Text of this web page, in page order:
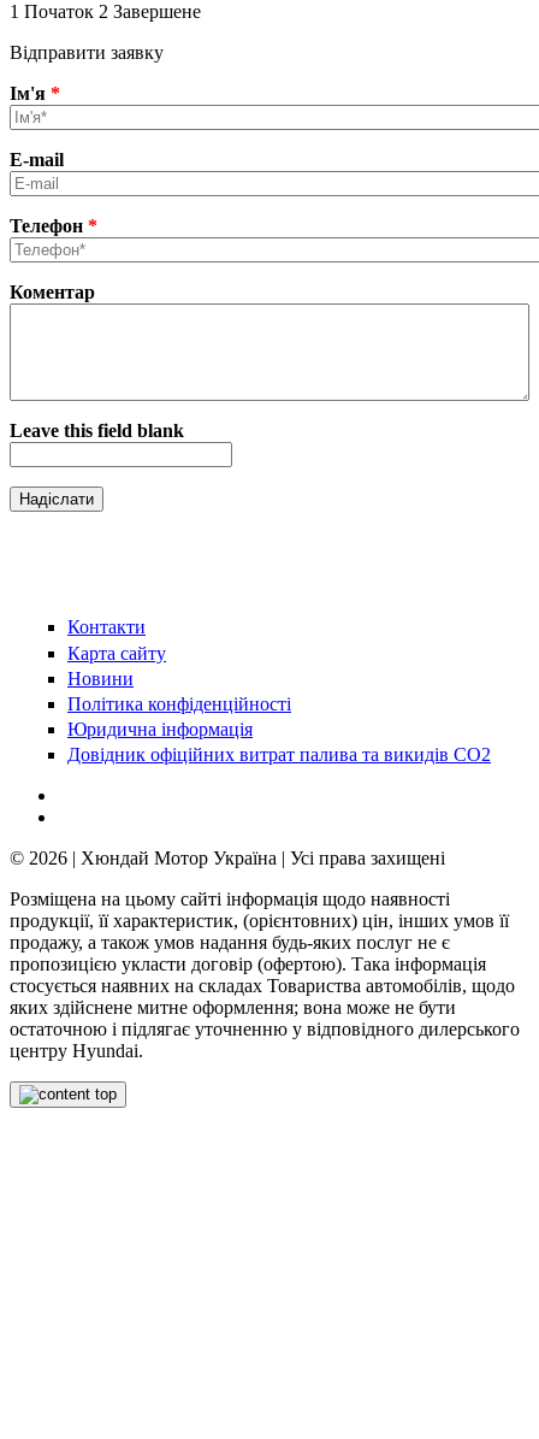
1 Початок 2 Завершене
Відправити заявку
Ім'я *
E-mail
Телефон *
Коментар
Leave this field blank
Контакти
Карта сайту
Новини
Політика конфіденційності
Юридична інформація
Довідник офіційних витрат палива та викидів СО2
© 2026 | Хюндай Мотор Україна | Усі права захищені
Розміщена на цьому сайті інформація щодо наявності
продукції, її характеристик, (орієнтовних) цін, інших умов її
продажу, а також умов надання будь-яких послуг не є
пропозицією укласти договір (офертою). Така інформація
стосується наявних на складах Товариства автомобілів, щодо
яких здійснене митне оформлення; вона може не бути
остаточною і підлягає уточненню у відповідного дилерського
центру Hyundai.